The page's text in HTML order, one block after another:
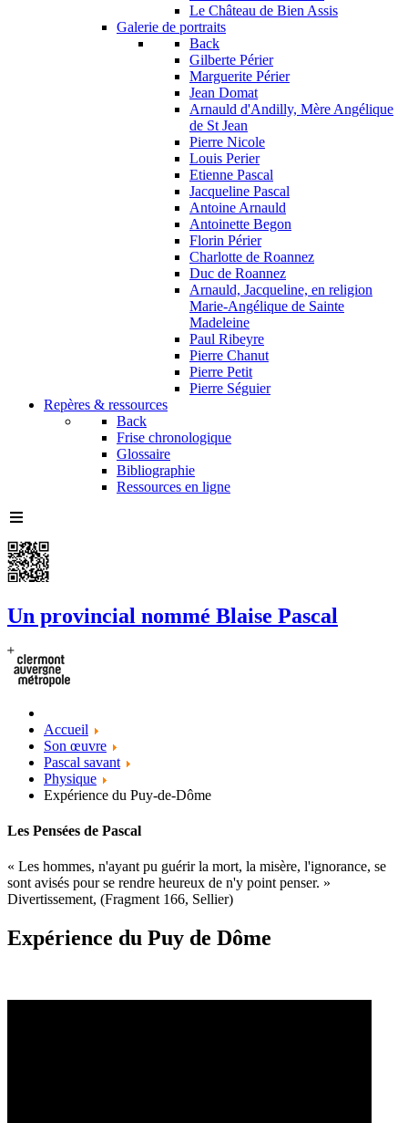
Le Château de Bien Assis
Galerie de portraits
Back
Gilberte Périer
Marguerite Périer
Jean Domat
Arnauld d'Andilly, Mère Angélique
de St Jean
Pierre Nicole
Louis Perier
Etienne Pascal
Jacqueline Pascal
Antoine Arnauld
Antoinette Begon
Florin Périer
Charlotte de Roannez
Duc de Roannez
Arnauld, Jacqueline, en religion
Marie-Angélique de Sainte
Madeleine
Paul Ribeyre
Pierre Chanut
Pierre Petit
Pierre Séguier
Repères & ressources
Back
Frise chronologique
Glossaire
Bibliographie
Ressources en ligne
Un provincial nommé Blaise Pascal
Accueil
Son œuvre
Pascal savant
Physique
Expérience du Puy-de-Dôme
Les Pensées de Pascal
« Les hommes, n'ayant pu guérir la mort, la misère, l'ignorance, se
sont avisés pour se rendre heureux de n'y point penser. »
Divertissement, (Fragment 166, Sellier)
Expérience du Puy de Dôme